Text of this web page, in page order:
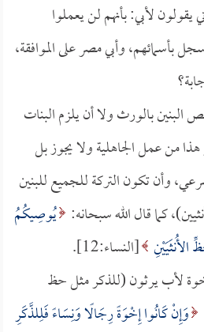
لأبي: بأنهم لن يعملوا
بأسمائهم، وأبي مصر على الموافقة،
بالورث ولا أن يلزم البنات
من عمل الجاهلية ولا يجوز بل
وأن تكون التركة للجميع للبنين
كما قال الله سبحانه: يُوصِيكُمُ
الأُنثَيَيْنِ [النساء:12].
لأب يرثون (للذكر مثل حظ
وَإِنْ كَانُوا إِخْوَةً رِجَالًا وَنِسَاءً فَلِلذَّكَرِ